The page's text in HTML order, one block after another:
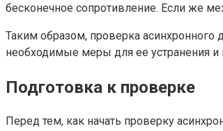
бесконечное сопротивление. Если же
Таким образом, проверка
необходимые меры для ее устранения
Подготовка к проверке
Перед тем, как начать проверку